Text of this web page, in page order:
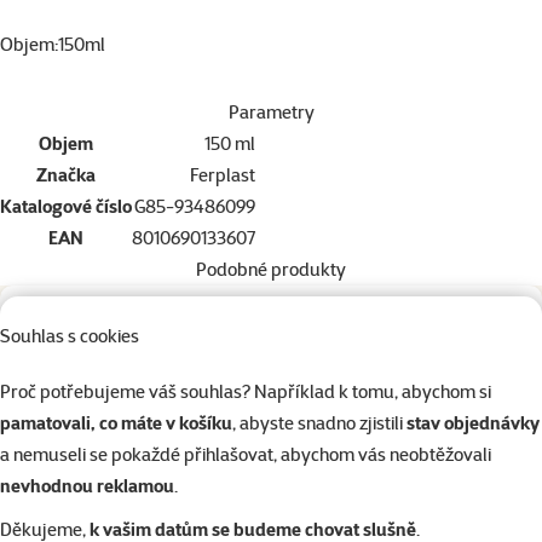
Souhlas s cookies
Proč potřebujeme váš souhlas? Například k tomu, abychom si
pamatovali, co máte v košíku, abyste snadno zjistilistav objednávky
a nemuseli se pokaždé přihlašovat, abychom vás neobtěžovali
nevhodnou reklamou.
Děkujeme,k vašim datům se budeme chovat slušně.
Objem:150ml
Parametry
Objem
150 ml
Značka
Ferplast
Katalogové čísloG85-93486099
EAN
8010690133607
Podobné produkty
250ml
Cena
89 Kč
značka